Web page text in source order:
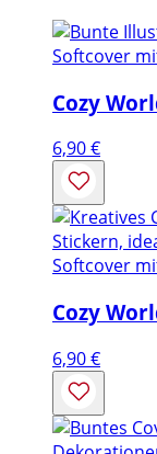
Softcover
Cozy
6,90€
Softcover
Cozy
6,90€